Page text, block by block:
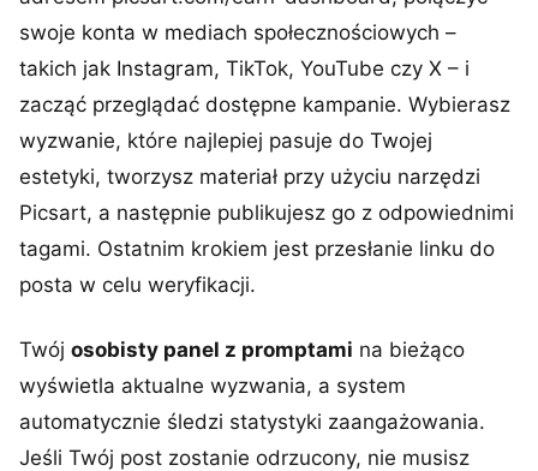
swoje konta w mediach społecznościowych –
takich jak Instagram, TikTok, YouTube czy X – i
zacząć przeglądać dostępne kampanie. Wybierasz
wyzwanie, które najlepiej pasuje do Twojej
estetyki, tworzysz materiał przy użyciu narzędzi
Picsart, a następnie publikujesz go z odpowiednimi
tagami. Ostatnim krokiem jest przesłanie linku do
posta w celu weryfikacji.
Twój osobisty panel z promptami na bieżąco
wyświetla aktualne wyzwania, a system
automatycznie śledzi statystyki zaangażowania.
Jeśli Twój post zostanie odrzucony, nie musisz